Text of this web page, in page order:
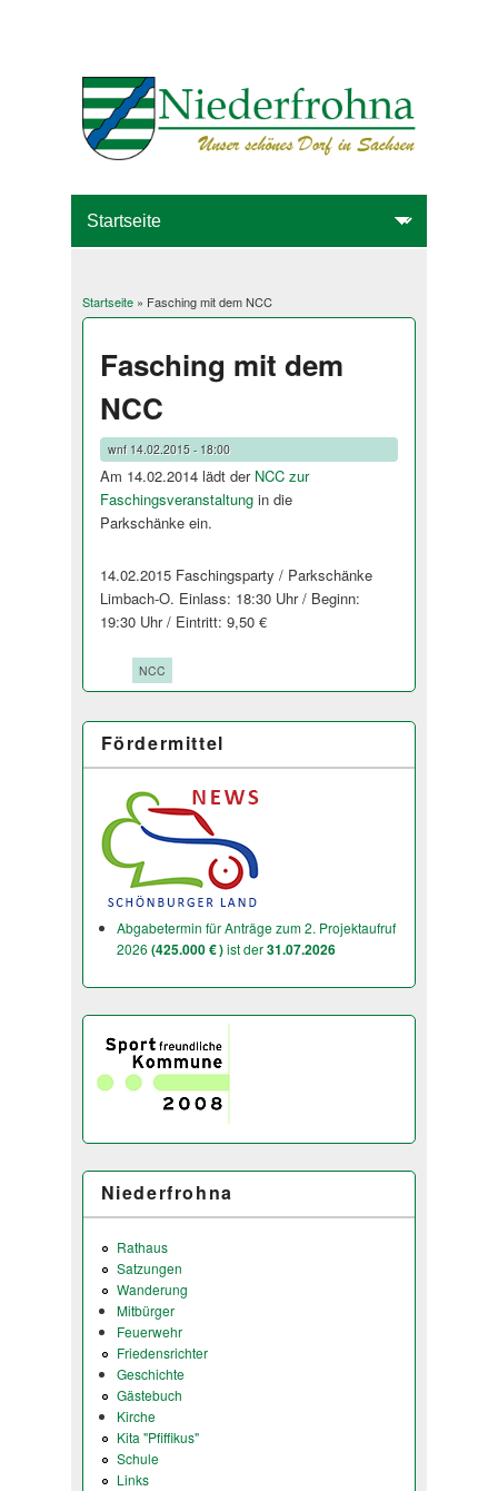
Sie sind hier
Startseite» Fasching mit dem NCC
Fasching mit dem
NCC
wnf14.02.2015 - 18:00
Am 14.02.2014 lädt der NCC zur
Faschingsveran­staltungin die
Parkschänke ein.
14.02.2015 Fas­chingsparty / Parkschänke
Limbach-O. Einlass: 18:30 Uhr / Beginn:
19:30 Uhr / Eintritt: 9,50 €
NCC
Fördermittel
Abgabetermin für Anträge zum 2. Projektaufruf
2026 (425.000 € )ist der31.07.2026
Niederfrohna
Rathaus
Satzungen
Wanderung
Mitbürger
Feuerwehr
Friedensrichter
Geschichte
Gästebuch
Kirche
Kita "Pfiffikus"
Schule
Links